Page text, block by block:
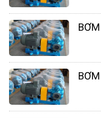
chất tẩy rửa,
Các phòng
phẩm sinh
Xử lý và sản
lý nước thải